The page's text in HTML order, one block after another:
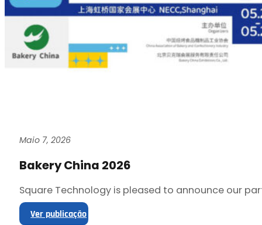
Maio 7, 2026
Bakery China 2026
Square Technology is pleased to announce our
Ver publicação